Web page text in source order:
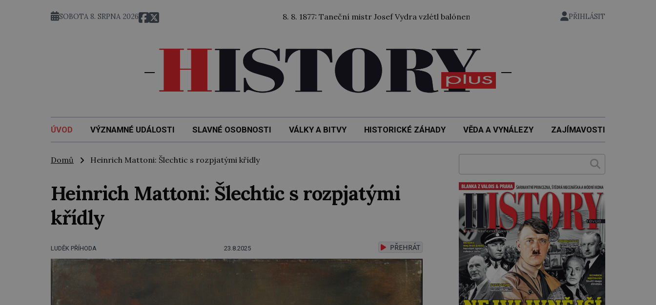
SOBOTA 8. SRPNA 2026 8. 8. 1877: Taneční mistr Josef Vydra vzlétl balónem ze zahrady nuselského pivovaru a stal se tak prvním
PŘIHLÁSIT
ÚVOD VÝZNAMNÉ UDÁLOSTI SLAVNÉ OSOBNOSTI VÁLKY A BITVY HISTORICKÉ ZÁHADY VĚDA A VYNÁLEZY ZAJÍMAVOSTI
Domů Heinrich Mattoni: Šlechtic s rozpjatými křídly
Heinrich Mattoni: Šlechtic s rozpjatými
křídly
LUDĚK PŘÍHODA 23.8.2025 PŘEHRÁT